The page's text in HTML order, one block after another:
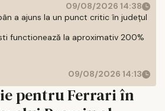
09/08/2026 14:38
a ajuns la un punct critic în județul
functionează la aproximativ 200%
09/08/2026 14:13
pentru Ferrari în